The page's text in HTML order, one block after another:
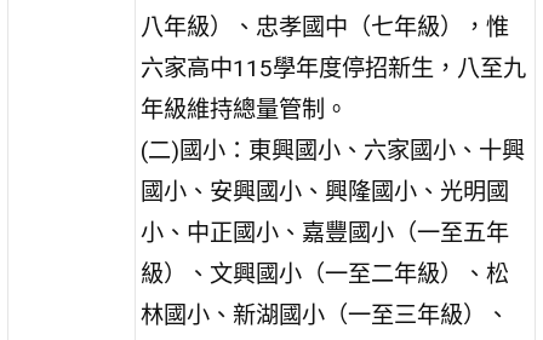
八年級）、忠孝國中（七年級），惟
六家高中115學年度停招新生，八至九
年級維持總量管制。
(二)國小：東興國小、六家國小、十興
國小、安興國小、興隆國小、光明國
小、中正國小、嘉豐國小（一至五年
級）、文興國小（一至二年級）、松
林國小、新湖國小（一至三年級）、